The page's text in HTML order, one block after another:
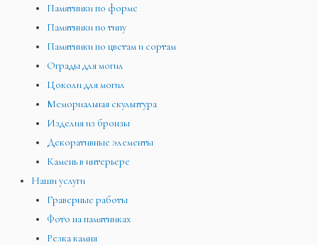
Памятники по форме
Памятники по типу
Памятники по цветам и сортам
Ограды для могил
Цоколи для могил
Мемориальная скульптура
Изделия из бронзы
Декоративные элементы
Камень в интерьере
Наши услуги
Граверные работы
Фото на памятниках
Резка камня